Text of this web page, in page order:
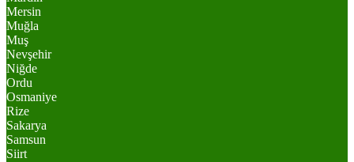
Mersin
Muğla
Muş
Nevşehir
Niğde
Ordu
Osmaniye
Rize
Sakarya
Samsun
Siirt